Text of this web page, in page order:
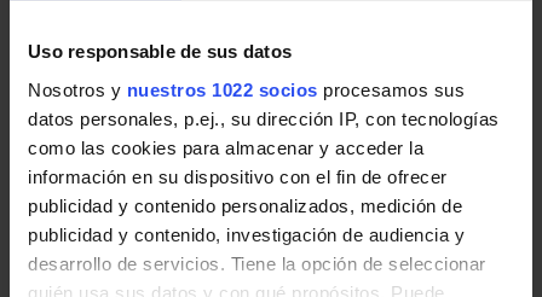
Uso responsable de sus datos
Nosotros y nuestros 1022 socios procesamos sus
datos personales, p.ej., su dirección IP, con tecnologías
como las cookies para almacenar y acceder la
información en su dispositivo con el fin de ofrecer
publicidad y contenido personalizados, medición de
publicidad y contenido, investigación de audiencia y
desarrollo de servicios. Tiene la opción de seleccionar
quién usa sus datos y con qué propósitos. Puede
Noticias, novedades e incidencias en las líneas de AMB
Mobilitat en Barcelona:
CS1 - CS2 - CS5 - CS6 Desvío provisional en
Castellbisbal afectando paradas a causa de
evento deportivo
Domingo 23 de agosto de 2026 a las 09:30 horas
y hasta las 11:30 horas aproximadamente,